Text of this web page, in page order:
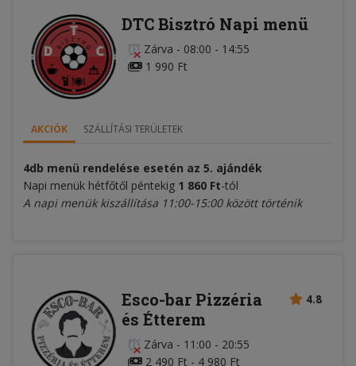
DTC Bisztró Napi menü
Zárva - 08:00 - 14:55
1 990 Ft
AKCIÓK SZÁLLÍTÁSI TERÜLETEK
4db menü rendelése esetén az 5. ajándék
Napi menük hétfőtől péntekig 1 860 Ft-tól
A napi menük kiszállítása 11:00-15:00 között történik
4.8
Esco-bar Pizzéria
és Étterem
Zárva - 11:00 - 20:55
2 490 Ft - 4 980 Ft